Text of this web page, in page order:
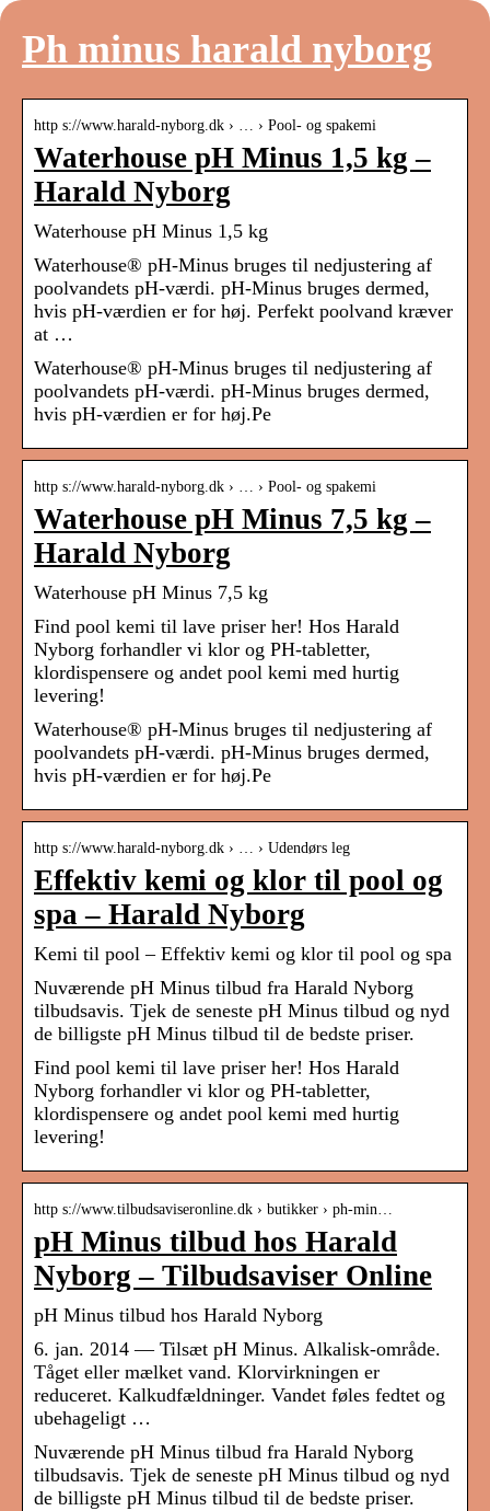
Ph minus harald nyborg
http s://www.harald-nyborg.dk › … › Pool- og spakemi
Waterhouse pH Minus 1,5 kg –
Harald Nyborg
Waterhouse pH Minus 1,5 kg
Waterhouse® pH-Minus bruges til nedjustering af
poolvandets pH-værdi. pH-Minus bruges dermed,
hvis pH-værdien er for høj. Perfekt poolvand kræver
at …
Waterhouse® pH-Minus bruges til nedjustering af
poolvandets pH-værdi. pH-Minus bruges dermed,
hvis pH-værdien er for høj.Pe
http s://www.harald-nyborg.dk › … › Pool- og spakemi
Waterhouse pH Minus 7,5 kg –
Harald Nyborg
Waterhouse pH Minus 7,5 kg
Find pool kemi til lave priser her! Hos Harald
Nyborg forhandler vi klor og PH-tabletter,
klordispensere og andet pool kemi med hurtig
levering!
Waterhouse® pH-Minus bruges til nedjustering af
poolvandets pH-værdi. pH-Minus bruges dermed,
hvis pH-værdien er for høj.Pe
http s://www.harald-nyborg.dk › … › Udendørs leg
Effektiv kemi og klor til pool og
spa – Harald Nyborg
Kemi til pool – Effektiv kemi og klor til pool og spa
Nuværende pH Minus tilbud fra Harald Nyborg
tilbudsavis. Tjek de seneste pH Minus tilbud og nyd
de billigste pH Minus tilbud til de bedste priser.
Find pool kemi til lave priser her! Hos Harald
Nyborg forhandler vi klor og PH-tabletter,
klordispensere og andet pool kemi med hurtig
levering!
http s://www.tilbudsaviseronline.dk › butikker › ph-min…
pH Minus tilbud hos Harald
Nyborg – Tilbudsaviser Online
pH Minus tilbud hos Harald Nyborg
6. jan. 2014 — Tilsæt pH Minus. Alkalisk-område.
Tåget eller mælket vand. Klorvirkningen er
reduceret. Kalkudfældninger. Vandet føles fedtet og
ubehageligt …
Nuværende pH Minus tilbud fra Harald Nyborg
tilbudsavis. Tjek de seneste pH Minus tilbud og nyd
de billigste pH Minus tilbud til de bedste priser.